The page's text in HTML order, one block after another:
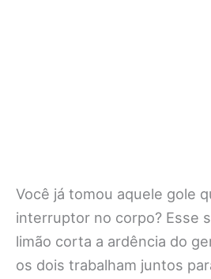
Você já tomou aquele gole
interruptor no corpo? Esse
limão corta a ardência do
os dois trabalham juntos